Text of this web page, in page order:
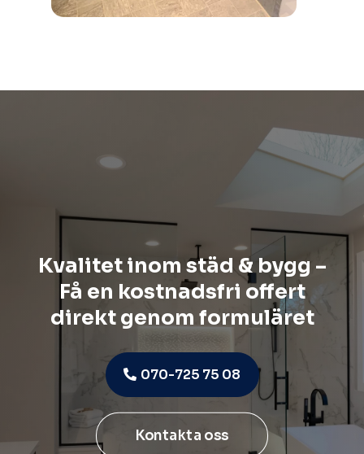
Kvalitet inom städ & bygg –
Få en kostnadsfri offert
direkt genom formuläret
070-725 75 08
Kontakta oss